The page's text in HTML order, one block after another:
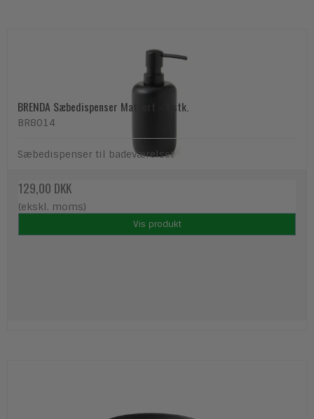
BRENDA Sæbedispenser Matsort - 1 stk.
BR8014
Sæbedispenser til badeværelset
129,00 DKK
(ekskl. moms)
Vis produkt